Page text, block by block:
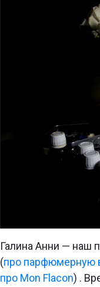
Галина Анни — наш
(про парфюмерную
про Mon Flacon) .